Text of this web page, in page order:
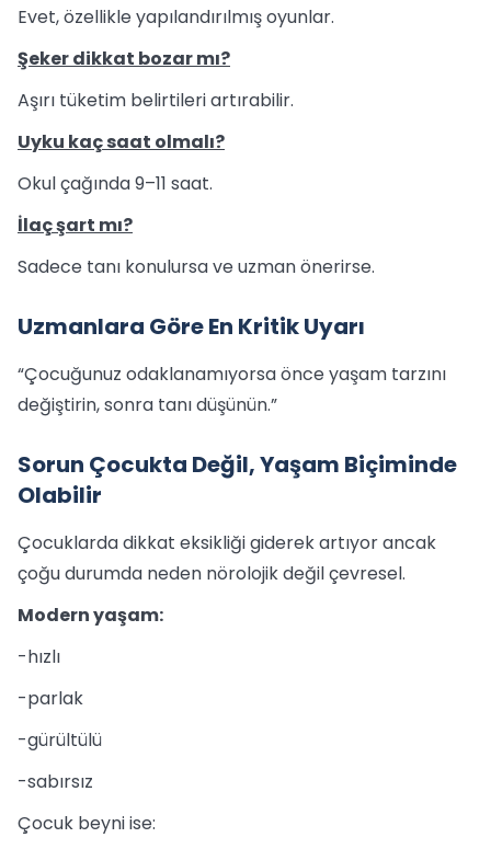
Evet, özellikle yapılandırılmış oyunlar.
Şeker dikkat bozar mı?
Aşırı tüketim belirtileri artırabilir.
Uyku kaç saat olmalı?
Okul çağında 9–11 saat.
İlaç şart mı?
Sadece tanı konulursa ve uzman önerirse.
Uzmanlara Göre En Kritik Uyarı
“Çocuğunuz odaklanamıyorsa önce yaşam tarzını
değiştirin, sonra tanı düşünün.”
Sorun Çocukta Değil, Yaşam Biçiminde
Olabilir
Çocuklarda dikkat eksikliği giderek artıyor ancak
çoğu durumda neden nörolojik değil çevresel.
Modern yaşam:
-hızlı
-parlak
-gürültülü
-sabırsız
Çocuk beyni ise: